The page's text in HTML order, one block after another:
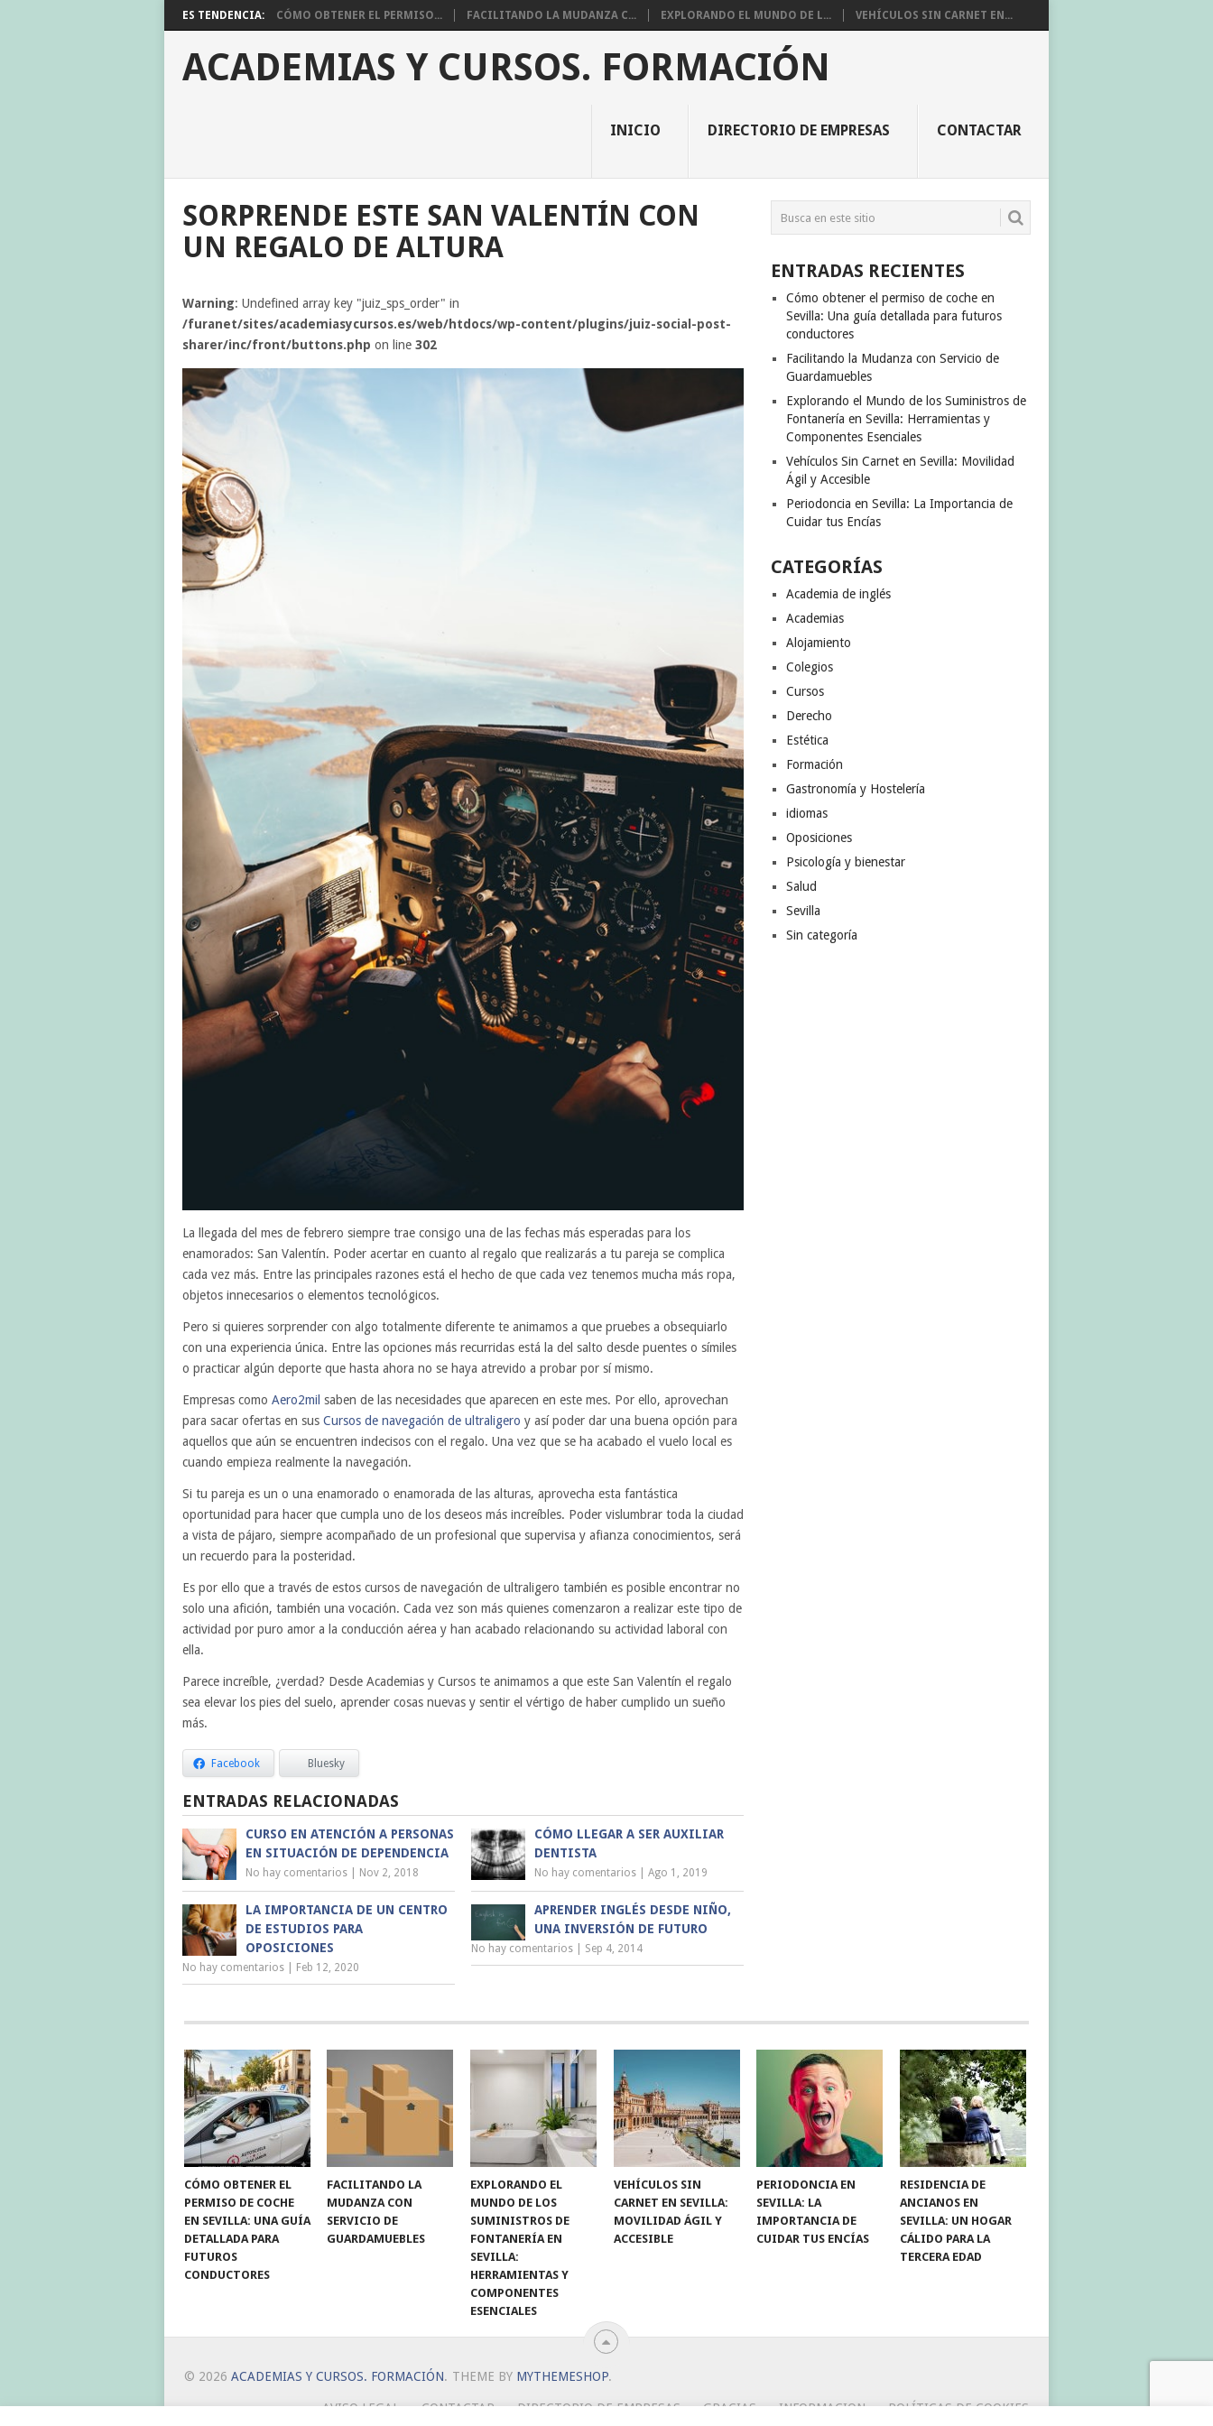
ES TENDENCIA: CÓMO OBTENER EL PERMISO... FACILITANDO LA MUDANZA C... EXPLORANDO EL MUNDO DE L... VEHÍCULOS SIN CARNET EN...
ACADEMIAS Y CURSOS. FORMACIÓN
INICIO DIRECTORIO DE EMPRESAS CONTACTAR
SORPRENDE ESTE SAN VALENTÍN CON
UN REGALO DE ALTURA
Warning: Undefined array key "juiz_sps_order" in
/furanet/sites/academiasycursos.es/web/htdocs/wp-content/plugins/juiz-social-post-
sharer/inc/front/buttons.php on line 302
La llegada del mes de febrero siempre trae consigo una de las fechas más esperadas para los
enamorados: San Valentín. Poder acertar en cuanto al regalo que realizarás a tu pareja se complica
cada vez más. Entre las principales razones está el hecho de que cada vez tenemos mucha más ropa,
objetos innecesarios o elementos tecnológicos.
Pero si quieres sorprender con algo totalmente diferente te animamos a que pruebes a obsequiarlo
con una experiencia única. Entre las opciones más recurridas está la del salto desde puentes o símiles
o practicar algún deporte que hasta ahora no se haya atrevido a probar por sí mismo.
Empresas como Aero2mil saben de las necesidades que aparecen en este mes. Por ello, aprovechan
para sacar ofertas en sus Cursos de navegación de ultraligero y así poder dar una buena opción para
aquellos que aún se encuentren indecisos con el regalo. Una vez que se ha acabado el vuelo local es
cuando empieza realmente la navegación.
Si tu pareja es un o una enamorado o enamorada de las alturas, aprovecha esta fantástica
oportunidad para hacer que cumpla uno de los deseos más increíbles. Poder vislumbrar toda la ciudad
a vista de pájaro, siempre acompañado de un profesional que supervisa y afianza conocimientos, será
un recuerdo para la posteridad.
Es por ello que a través de estos cursos de navegación de ultraligero también es posible encontrar no
solo una afición, también una vocación. Cada vez son más quienes comenzaron a realizar este tipo de
actividad por puro amor a la conducción aérea y han acabado relacionando su actividad laboral con
ella.
Parece increíble, ¿verdad? Desde Academias y Cursos te animamos a que este San Valentín el regalo
sea elevar los pies del suelo, aprender cosas nuevas y sentir el vértigo de haber cumplido un sueño
más.
Facebook Bluesky
ENTRADAS RELACIONADAS
CURSO EN ATENCIÓN A PERSONAS
EN SITUACIÓN DE DEPENDENCIA
No hay comentarios Nov 2, 2018
CÓMO LLEGAR A SER AUXILIAR
DENTISTA
No hay comentarios |Ago 1, 2019
LA IMPORTANCIA DE UN CENTRO
DE ESTUDIOS PARA
OPOSICIONES
No hay comentarios Feb 12, 2020
APRENDER INGLÉS DESDE NIÑO,
UNA INVERSIÓN DE FUTURO
No hay comentarios Sep 4, 2014
ENTRADAS RECIENTES
Cómo obtener el permiso de coche en
Sevilla: Una guía detallada para futuros
conductores
Facilitando la Mudanza con Servicio de
Guardamuebles
Explorando el Mundo de los Suministros de
Fontanería en Sevilla: Herramientas y
Componentes Esenciales
Vehículos Sin Carnet en Sevilla: Movilidad
Ágil y Accesible
Periodoncia en Sevilla: La Importancia de
Cuidar tus Encías
CATEGORÍAS
Academia de inglés
Academias
Alojamiento
Colegios
Cursos
Derecho
Estética
Formación
Gastronomía y Hostelería
idiomas
Oposiciones
Psicología y bienestar
Salud
Sevilla
Sin categoría
CÓMO OBTENER EL
PERMISO DE COCHE
EN SEVILLA: UNA GUÍA
DETALLADA PARA
FUTUROS
CONDUCTORES
FACILITANDO LA
MUDANZA CON
SERVICIO DE
GUARDAMUEBLES
EXPLORANDO EL
MUNDO DE LOS
SUMINISTROS DE
FONTANERÍA EN
SEVILLA:
HERRAMIENTAS Y
COMPONENTES
ESENCIALES
VEHÍCULOS SIN
CARNET EN SEVILLA:
MOVILIDAD ÁGIL Y
ACCESIBLE
PERIODONCIA EN
SEVILLA: LA
IMPORTANCIA DE
CUIDAR TUS ENCÍAS
RESIDENCIA DE
ANCIANOS EN
SEVILLA: UN HOGAR
CÁLIDO PARA LA
TERCERA EDAD
© 2026 ACADEMIAS Y CURSOS. FORMACIÓN. THEME BY MYTHEMESHOP.
AVISO LEGAL CONTACTAR DIRECTORIO DE EMPRESAS GRACIAS INFORMACION POLÍTICAS DE COOKIES